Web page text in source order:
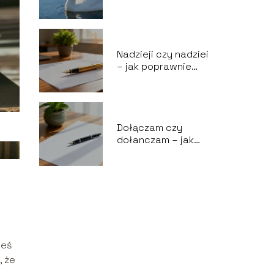
że
Nadzieji czy nadziei
– jak poprawnie
Dołączam czy
dołanczam – jak